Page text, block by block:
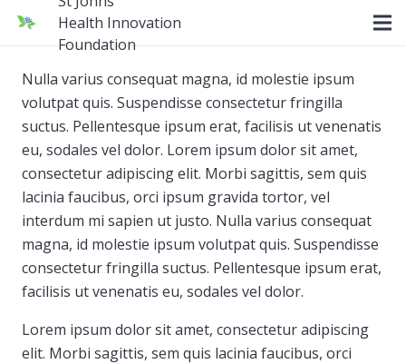
Health Innovation
Foundation
Nulla varius consequat magna, id molestie ipsum
volutpat quis. Suspendisse consectetur fringilla
suctus. Pellentesque ipsum erat, facilisis ut venenatis
eu, sodales vel dolor. Lorem ipsum dolor sit amet,
consectetur adipiscing elit. Morbi sagittis, sem quis
lacinia faucibus, orci ipsum gravida tortor, vel
interdum mi sapien ut justo. Nulla varius consequat
magna, id molestie ipsum volutpat quis. Suspendisse
consectetur fringilla suctus. Pellentesque ipsum erat,
facilisis ut venenatis eu, sodales vel dolor.
Lorem ipsum dolor sit amet, consectetur adipiscing
elit. Morbi sagittis, sem quis lacinia faucibus, orci